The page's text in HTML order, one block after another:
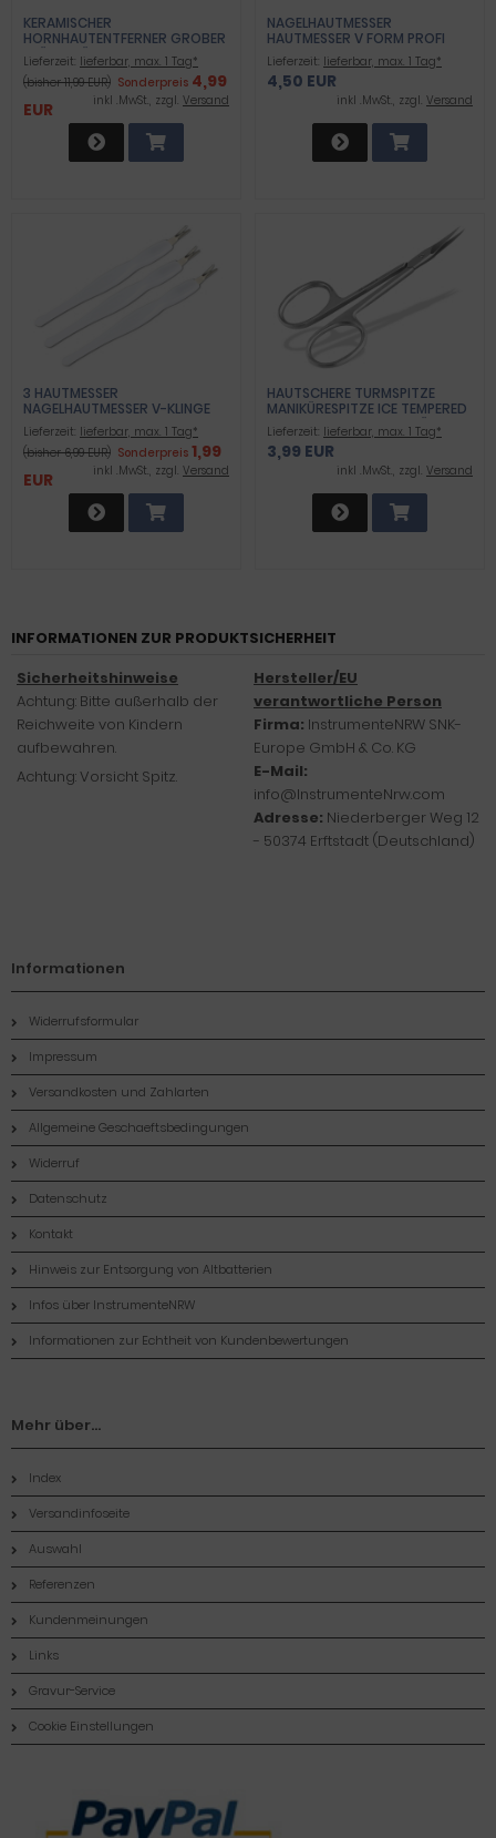
KERAMISCHER
HORNHAUTENTFERNER GROBER
FRÄSER FÜR DIE
HORNHAUTENTFERNUNG
Lieferzeit: lieferbar, max. 1 Tag*
(bisher 11,99 EUR) Sonderpreis 4,99
EUR
inkl .MwSt., zzgl. Versand
NAGELHAUTMESSER
HAUTMESSER V FORM PROFI
INSTRUMENT
Lieferzeit: lieferbar, max. 1 Tag*
4,50 EUR
inkl .MwSt., zzgl. Versand
3 HAUTMESSER
NAGELHAUTMESSER V-KLINGE
NAGELHAUTENTFERNER 2 IN 1
PUSHER UND MESSER
Lieferzeit: lieferbar, max. 1 Tag*
(bisher 6,99 EUR) Sonderpreis 1,99
EUR
inkl .MwSt., zzgl. Versand
HAUTSCHERE TURMSPITZE
MANIKÜRESPITZE ICE TEMPERED
STAINLESS PROFIQUALITÄT
Lieferzeit: lieferbar, max. 1 Tag*
3,99 EUR
inkl .MwSt., zzgl. Versand
INFORMATIONEN ZUR PRODUKTSICHERHEIT
Sicherheitshinweise
Achtung: Bitte außerhalb der
Reichweite von Kindern
aufbewahren.
Hersteller/EU
verantwortliche Person
Firma: InstrumenteNRW SNK-
Europe GmbH & Co. KG
E-Mail:
info@InstrumenteNrw.com
Adresse: Niederberger Weg 12
- 50374 Erftstadt (Deutschland)
Achtung: Vorsicht Spitz.
Informationen
Widerrufsformular
Impressum
Versandkosten und Zahlarten
Allgemeine Geschaeftsbedingungen
Widerruf
Datenschutz
Kontakt
Hinweis zur Entsorgung von Altbatterien
Infos über InstrumenteNRW
Informationen zur Echtheit von Kundenbewertungen
Mehr über...
Index
Versandinfoseite
Auswahl
Referenzen
Kundenmeinungen
Links
Gravur-Service
Cookie Einstellungen
Zahlungsmethoden